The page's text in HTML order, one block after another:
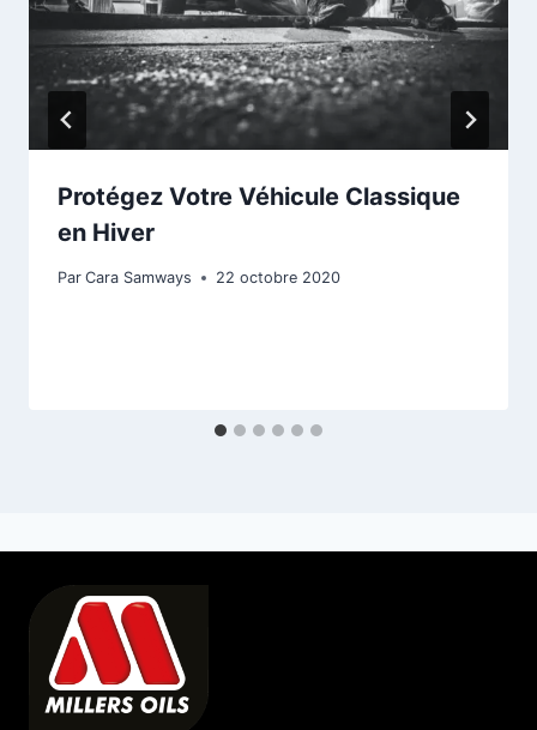
Protégez Votre Véhicule Classique
en Hiver
Par Cara Samways 22 octobre 2020